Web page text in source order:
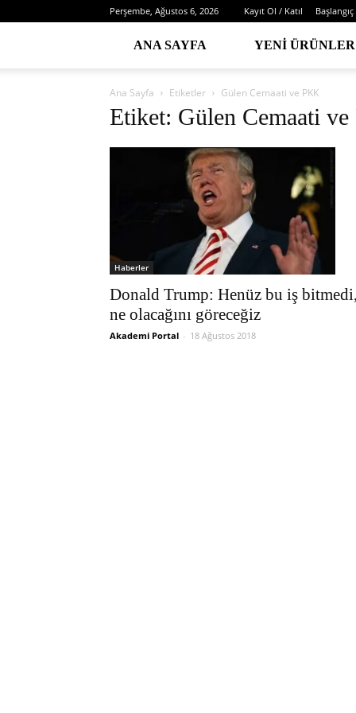
Perşembe, Ağustos 6, 2026 Kayıt Ol / Katıl Başlangıç
ANA SAYFA YENI ÜRÜNLER
Ana Sayfa Etiketler Gülen Cemaati ve PKK
Etiket: Gülen Cemaati
Haberler
Donald Trump: Henüz bu iş bitmedi,
ne olacağını göreceğiz
Akademi Portal - 18 Ağustos 2018